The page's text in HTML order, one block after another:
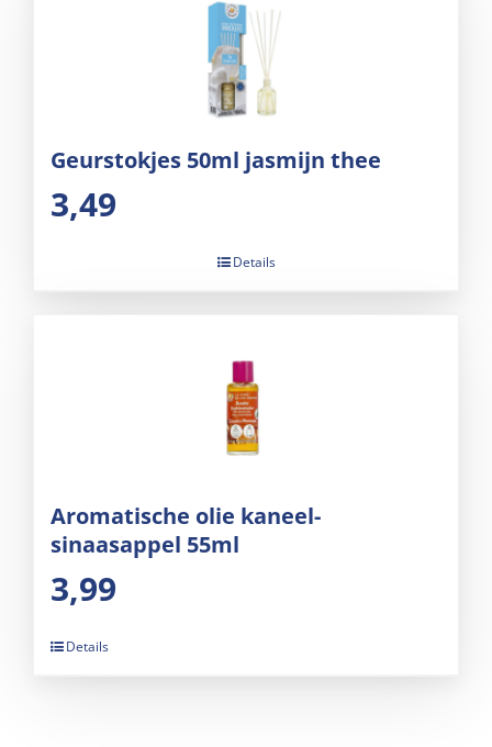
Geurstokjes 50ml jasmijn thee
3,49
Details
Aromatische olie kaneel-
sinaasappel 55ml
3,99
Details